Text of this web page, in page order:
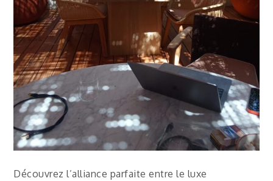
Découvrez l’alliance parfaite entre le luxe